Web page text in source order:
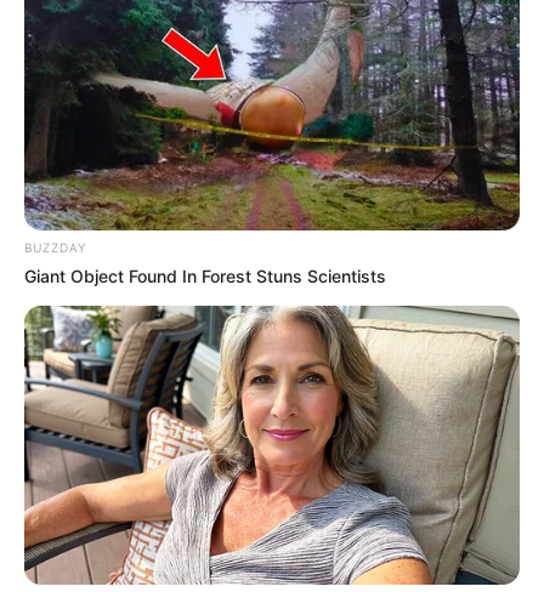
concorrentes de diversos países.
Darcey está recebendo muito amor e apoiode sua família
próxima, que foi assegurada de que ela deve se recuperar
totalmente", acrescenta a publicação.
BUZZDAY
Giant Object Found In Forest Stuns Scientists